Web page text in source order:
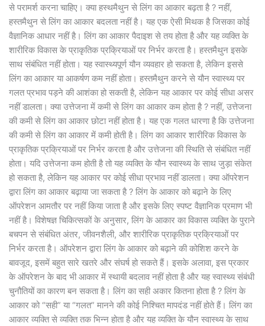
से परामर्श करना चाहिए। क्या हस्थमैथुन से लिंग का आकार बढ़ता है ? नहीं,
हस्तमैथुन से लिंग का आकार बदलता नहीं है। यह एक ऐसी मिथक है जिसका कोई
वैज्ञानिक आधार नहीं है। लिंग का आकार पैदाइश से तय होता है और यह व्यक्ति के
शारीरिक विकास के प्राकृतिक प्रक्रियाओं पर निर्भर करता है। हस्तमैथुन इसके
साथ संबंधित नहीं होता। यह स्वास्थ्यपूर्ण यौन व्यवहार हो सकता है, लेकिन इससे
लिंग का आकार या आकर्षण कम नहीं होता। हस्तमैथुन करने से यौन स्वास्थ्य पर
गलत प्रभाव पड़ने की आशंका हो सकती है, लेकिन यह आकार पर कोई सीधा असर
नहीं डालता। क्या उत्तेजना में कमी से लिंग का आकार कम होता है ? नहीं, उत्तेजना
की कमी से लिंग का आकार छोटा नहीं होता है। यह एक गलत धारणा है कि उत्तेजना
की कमी से लिंग का आकार में कमी होती है। लिंग का आकार शारीरिक विकास के
प्राकृतिक प्रक्रियाओं पर निर्भर करता है और उत्तेजना की स्थिति से संबंधित नहीं
होता। यदि उत्तेजना कम होती है तो यह व्यक्ति के यौन स्वास्थ्य के साथ जुड़ा संकेत
हो सकता है, लेकिन यह आकार पर कोई सीधा प्रभाव नहीं डालता। क्या ऑपरेशन
द्वारा लिंग का आकार बढ़ाया जा सकता है ? लिंग के आकार को बढ़ाने के लिए
ऑपरेशन आमतौर पर नहीं किया जाता है और इसके लिए स्पष्ट वैज्ञानिक प्रमाण भी
नहीं है। विशेषज्ञ चिकित्सकों के अनुसार, लिंग के आकार का विकास व्यक्ति के पुराने
बचपन से संबंधित अंतर, जीवनशैली, और शारीरिक प्राकृतिक प्रक्रियाओं पर
निर्भर करता है। ऑपरेशन द्वारा लिंग के आकार को बढ़ाने की कोशिश करने के
बावजूद, इसमें बहुत सारे खतरे और संघर्ष हो सकते हैं। इसके अलावा, इस प्रकार
के ऑपरेशन के बाद भी आकार में स्थायी बदलाव नहीं होता है और यह स्वास्थ्य संबंधी
चुनौतियों का कारण बन सकता है। लिंग का सही अकार कितना होता है ? लिंग के
आकार को “सही” या “गलत” मानने की कोई निश्चित मापदंड नहीं होते हैं। लिंग का
आकार व्यक्ति से व्यक्ति तक भिन्न होता है और यह व्यक्ति के यौन स्वास्थ्य के साथ